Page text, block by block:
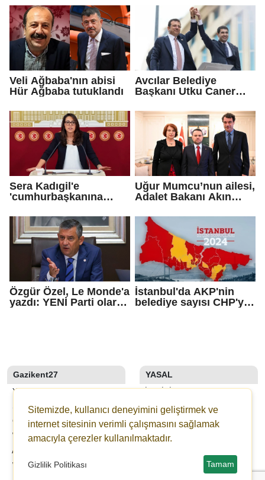
geldiniz...
Çetinkaya Başkan
Vekili seçildi
Veli Ağbaba'nın abisi
Hür Ağbaba tutuklandı
Avcılar Belediye
Başkanı Utku Caner
kararı
Sera Kadıgil'e
'cumhurbaşkanına
soruşturması
Uğur Mumcu’nun ailesi,
Adalet Bakanı Akın
Özgür Özel, Le Monde'a
yazdı: YENİ Parti olarak
İstanbul'da AKP'nin
belediye sayısı CHP'yi
Gazikent27
YAZARLAR
SON DAKİKA
GALERİLER
WEBTV
ANKETLER
WİKİ
YASAL
İLETIŞIM
KÜNYE
YAYIN İLKELERI
KURALLAR
KULLANICI SÖZLEŞMESI
Sitemizde, kullanıcı deneyimini geliştirmek ve
internet sitesinin verimli çalışmasını sağlamak
amacıyla çerezler kullanılmaktadır.
Gizlilik Politikası Tamam